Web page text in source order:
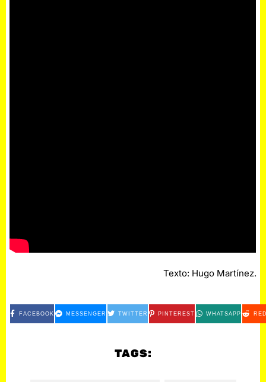
Texto: Hugo Martínez.
FACEBOOK MESSENGER TWITTER PINTEREST WHATSAPP
TAGS: